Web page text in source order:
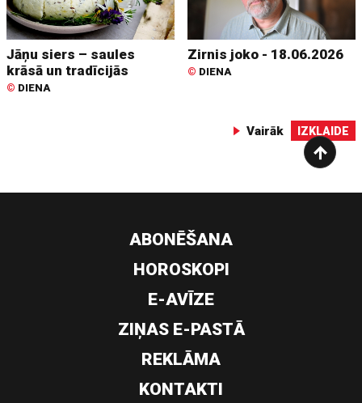
Jāņu siers – saules
krāsā un tradīcijās
© DIENA
Zirnis joko - 18.06.2026
© DIENA
Vairāk IZKLAIDE
ABONĒŠANA
HOROSKOPI
E-AVĪZE
ZIŅAS E-PASTĀ
REKLĀMA
KONTAKTI